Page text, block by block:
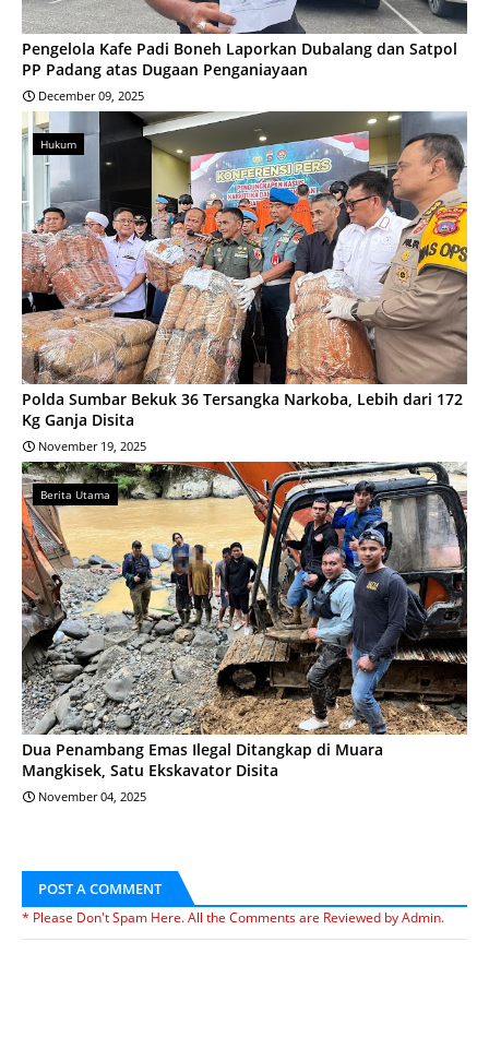
Pengelola Kafe Padi Boneh Laporkan Dubalang dan Satpol
PP Padang atas Dugaan Penganiayaan
December 09, 2025
Hukum
Polda Sumbar Bekuk 36 Tersangka Narkoba, Lebih dari 172
Kg Ganja Disita
November 19, 2025
Berita Utama
Dua Penambang Emas Ilegal Ditangkap di Muara
Mangkisek, Satu Ekskavator Disita
November 04, 2025
POST A COMMENT
* Please Don't Spam Here. All the Comments are Reviewed by Admin.